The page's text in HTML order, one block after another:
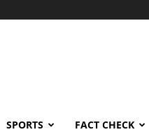
SPORTS FACT CHECK